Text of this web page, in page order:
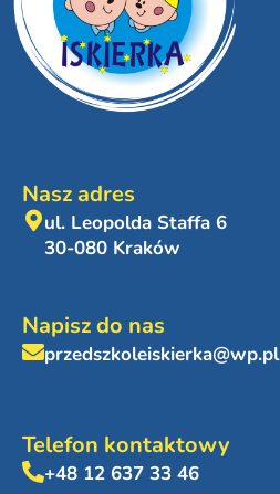
Nasz adres
ul. Leopolda Staffa 6
30-080 Kraków
Napisz do nas
przedszkoleiskierka@wp.pl
Telefon kontaktowy
+48 12 637 33 46